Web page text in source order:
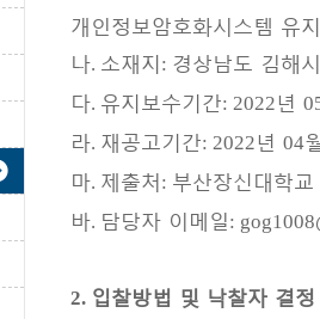
개인정보암호화시스템 유
나. 소재지: 경상남도 김해
다. 유지보수기간: 2022 년
라. 재공고기간: 2022 년 04
마. 제출처: 부산장신대학
바. 담당자 이메일:
2. 입찰방법 및 낙찰자 결정